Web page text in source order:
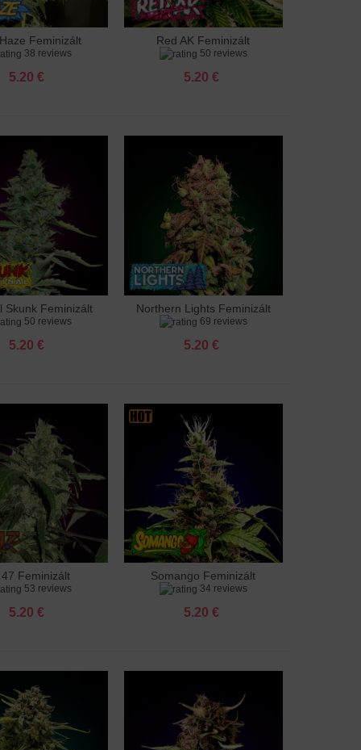
a kosárhoz
Feminizált
38 reviews
5.20 €
Hozzáadás a kosárhoz
Red AK Feminizált
50 reviews
5.20 €
a kosárhoz
Skunk Feminizált
50 reviews
5.20 €
Hozzáadás a kosárhoz
Northern Lights Feminizált
69 reviews
5.20 €
a kosárhoz
47 Feminizált
53 reviews
5.20 €
Hozzáadás a kosárhoz
Somango Feminizált
34 reviews
5.20 €